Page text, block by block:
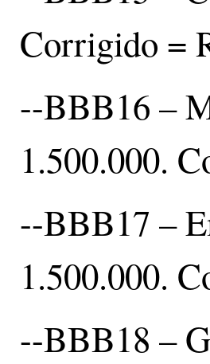
Corrigido =
--BBB16 –
1.500.000.
--BBB17 –
1.500.000.
--BBB18 –